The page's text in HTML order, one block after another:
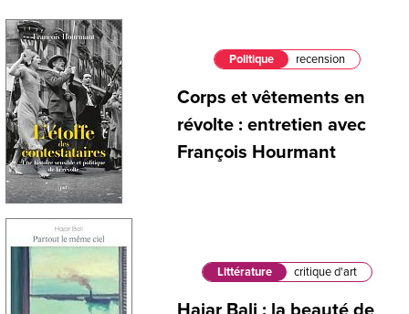
Politique recension
Corps et vêtements en
révolte : entretien avec
François Hourmant
Littérature critique d'art